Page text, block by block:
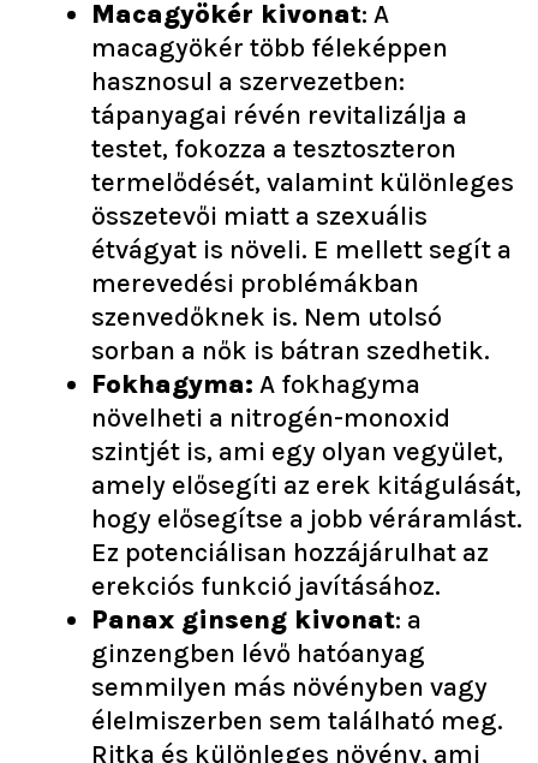
Macagyökér kivonat: A
macagyökér több féleképpen
hasznosul a szervezetben:
tápanyagai révén revitalizálja a
testet, fokozza a tesztoszteron
termelődését, valamint különleges
összetevői miatt a szexuális
étvágyat is növeli. E mellett segít a
merevedési problémákban
szenvedőknek is. Nem utolsó
sorban a nők is bátran szedhetik.
Fokhagyma: A fokhagyma
növelheti a nitrogén-monoxid
szintjét is, ami egy olyan vegyület,
amely elősegíti az erek kitágulását,
hogy elősegítse a jobb véráramlást.
Ez potenciálisan hozzájárulhat az
erekciós funkció javításához.
Panax ginseng kivonat: a
ginzengben lévő hatóanyag
semmilyen más növényben vagy
élelmiszerben sem található meg.
Ritka és különleges növény, ami